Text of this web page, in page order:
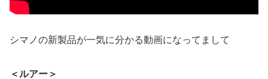
シマノの新製品が一気に分かる動画になってまして
＜ルアー＞